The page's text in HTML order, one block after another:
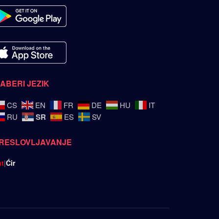
JEZIK
CS EN FR DE HU
IT
RU
SR ES SV
|Ćir